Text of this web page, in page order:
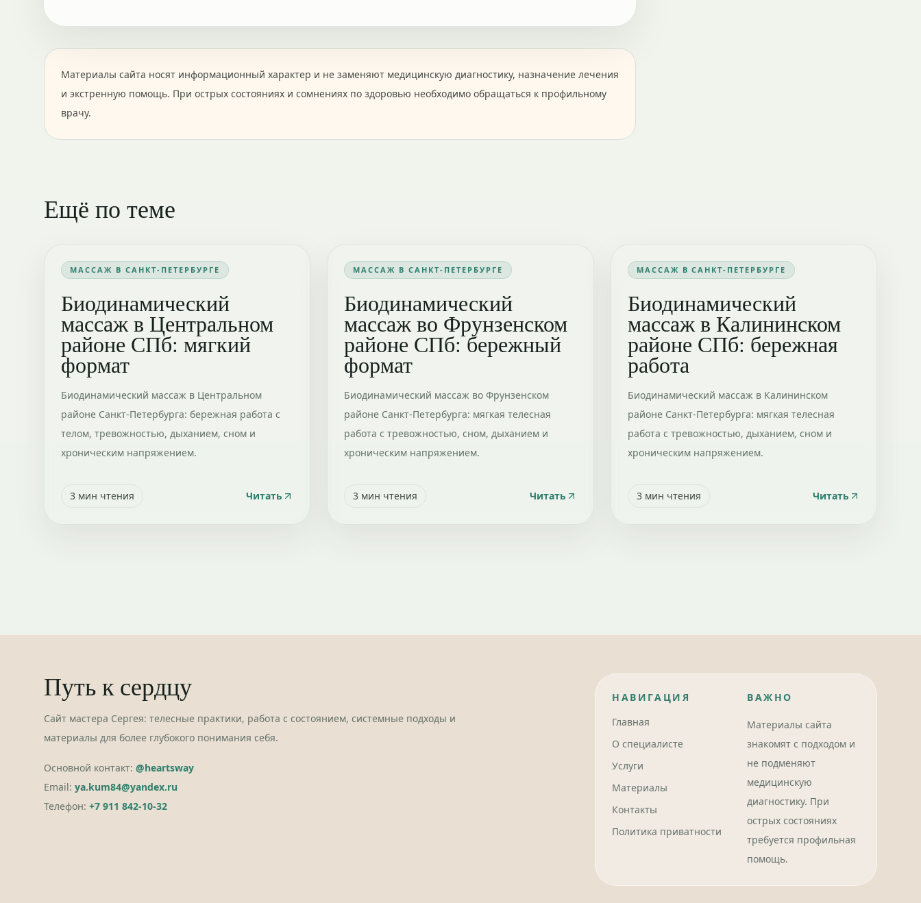
Материалы сайта носят информационный характер и не заменяют медицинскую диагностику, назначение лечения
и экстренную помощь. При острых состояниях и сомнениях по здоровью необходимо обращаться к профильному
врачу.
Ещё по теме
МАССАЖ В САНКТ-ПЕТЕРБУРГЕ
Биодинамический
массаж в Центральном
районе СПб: мягкий
формат
Биодинамический массаж в Центральном
районе Санкт-Петербурга: бережная работа с
телом, тревожностью, дыханием, сном и
хроническим напряжением.
3 мин чтения Читать
МАССАЖ В САНКТ-ПЕТЕРБУРГЕ
Биодинамический
массаж во Фрунзенском
районе СПб: бережный
формат
Биодинамический массаж во Фрунзенском
районе Санкт-Петербурга: мягкая телесная
работа с тревожностью, сном, дыханием и
хроническим напряжением.
3 мин чтения Читать
МАССАЖ В САНКТ-ПЕТЕРБУРГЕ
Биодинамический
массаж в Калининском
районе СПб: бережная
работа
Биодинамический массаж в Калининском
районе Санкт-Петербурга: мягкая телесная
работа с тревожностью, дыханием, сном и
хроническим напряжением.
3мин чтения Читать
Путь к сердцу
Сайт мастера Сергея: телесные практики, работа с состоянием, системные подходы и
материалы для более глубокого понимания себя.
Основной контакт: @heartsway
Email: ya.kum84@yandex.ru
Телефон: +7 911 842-10-32
НАВИГАЦИЯ
Главная
О специалисте
Услуги
Материалы
Контакты
Политика приватности
ВАЖНО
Материалы сайта
знакомят с подходом и
не подменяют
медицинскую
диагностику. При
острых состояниях
требуется профильная
помощь.